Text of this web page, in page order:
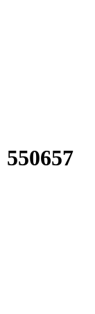
550657